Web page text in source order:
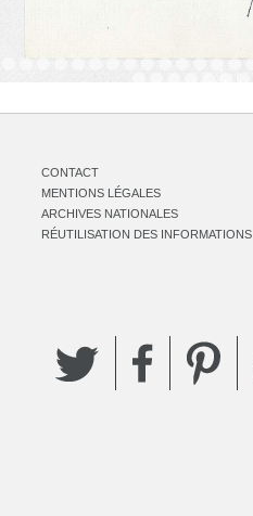
CONTACT
MENTIONS LÉGALES
ARCHIVES NATIONALES
RÉUTILISATION DES INFORMATIONS